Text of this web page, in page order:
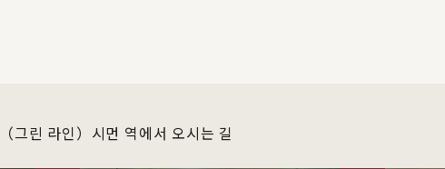
그린 라인）시먼 역에서 오시는 길